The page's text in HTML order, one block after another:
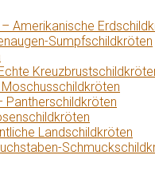
Amerikanische
Sumpfschildkröten
Pantherschildkröten
Landschildkröten